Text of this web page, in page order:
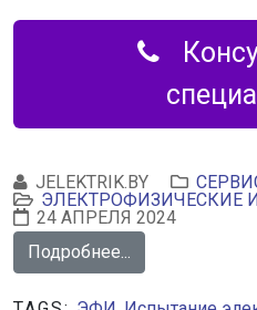
JELEKTRIK.BY
ЭЛЕКТРОФИЗИЧЕСКИЕ
24 АПРЕЛЯ 2024
Подробнее...